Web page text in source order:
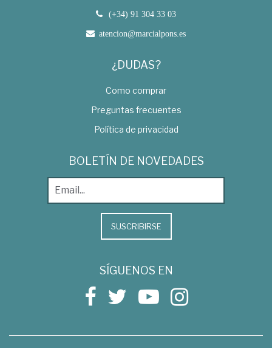
(+34) 91 304 33 03
atencion@marcialpons.es
¿DUDAS?
Como comprar
Preguntas frecuentes
Política de privacidad
BOLETÍN DE NOVEDADES
SUSCRIBIRSE
SÍGUENOS EN